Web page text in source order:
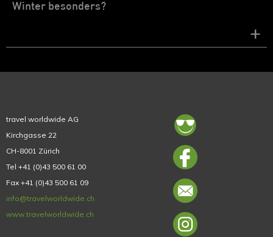
Winter besonders?
+
travel worldwide AG
Kirchgasse 22
CH-8001 Zürich
Tel +41 (0)43 500 61 00
Fax +41 (0)43 500 61 09
info@travelworldwide.ch
www.travelworldwide.ch